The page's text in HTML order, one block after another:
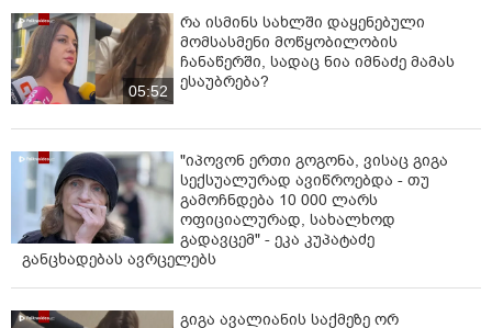
05:52
რა ისმინს სახლში დაყენებული
მომსასმენი მოწყობილობის
ჩანაწერში, სადაც ნია იმნაძე მამას
ესაუბრება?
"იპოვონ ერთი გოგონა, ვისაც გიგა
სექსუალურად ავიწროებდა - თუ
გამოჩნდება 10 000 ლარს
ოფიციალურად, სახალხოდ
გადავცემ" - ეკა კუპატაძე
განცხადებას ავრცელებს
გიგა ავალიანის საქმეზე ორ